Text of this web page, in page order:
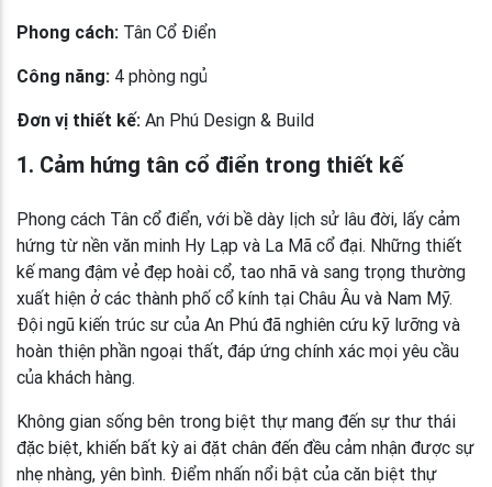
Phong cách: Tân Cổ Điển
Công năng: 4 phòng ngủ
Đơn vị thiết kế: An Phú Design & Build
1. Cảm hứng tân cổ điển trong thiết kế
Phong cách Tân cổ điển, với bề dày lịch sử lâu đời, lấy cảm
hứng từ nền văn minh Hy Lạp và La Mã cổ đại. Những thiết
kế mang đậm vẻ đẹp hoài cổ, tao nhã và sang trọng thường
xuất hiện ở các thành phố cổ kính tại Châu Âu và Nam Mỹ.
Đội ngũ kiến trúc sư của An Phú đã nghiên cứu kỹ lưỡng và
hoàn thiện phần ngoại thất, đáp ứng chính xác mọi yêu cầu
của khách hàng.
Không gian sống bên trong biệt thự mang đến sự thư thái
đặc biệt, khiến bất kỳ ai đặt chân đến đều cảm nhận được sự
nhẹ nhàng, yên bình. Điểm nhấn nổi bật của căn biệt thự